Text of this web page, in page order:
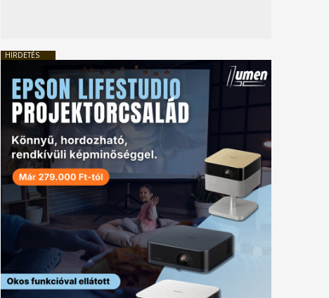
HIRDETÉS